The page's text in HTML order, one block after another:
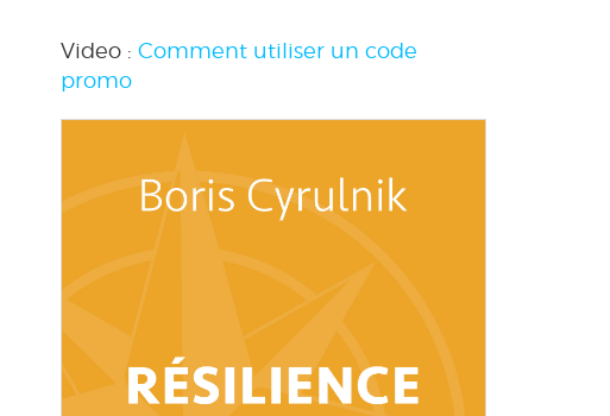
Video : Comment utiliser un code
promo